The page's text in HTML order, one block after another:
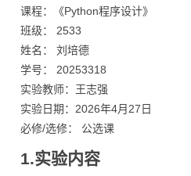
课程：《Python程序设计》
班级： 2533
姓名： 刘培德
学号： 20253318
实验教师：王志强
实验日期：2026年4月27日
必修/选修： 公选课
1.实验内容